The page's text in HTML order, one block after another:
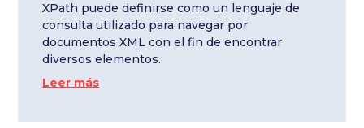
XPath puede definirse como un lenguaje de
consulta utilizado para navegar por
documentos XML con el fin de encontrar
diversos elementos.
Leer más